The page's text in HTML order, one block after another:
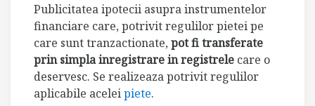
Publicitatea ipotecii asupra instrumentelor
financiare care, potrivit regulilor pietei pe
care sunt tranzactionate,pot fi transferate
prin simpla inregistrare in registrele care o
deservesc. Se realizeaza potrivit regulilor
aplicabile aceleipiete.